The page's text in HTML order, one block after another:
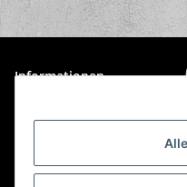
Informationen
Gesetzliche Informationen